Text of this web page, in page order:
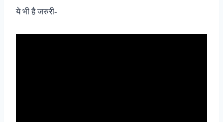
ये भी है जरुरी-